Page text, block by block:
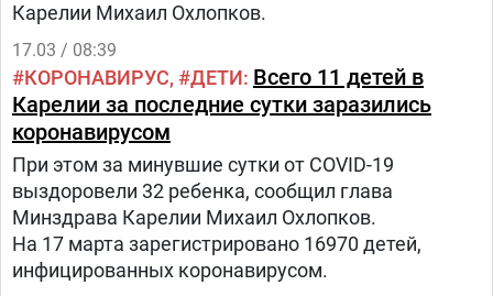
Карелии Михаил Охлопков.
17.03 / 08:39
КОРОНАВИРУС ДЕТИ Всего 11 детей в
Карелии за последние сутки заразились
коронавирусом
При этом за минувшие сутки от COVID-19
выздоровели 32 ребенка, сообщил глава
Минздрава Карелии Михаил Охлопков.
На 17 марта зарегистрировано 16970 детей,
инфицированных коронавирусом.